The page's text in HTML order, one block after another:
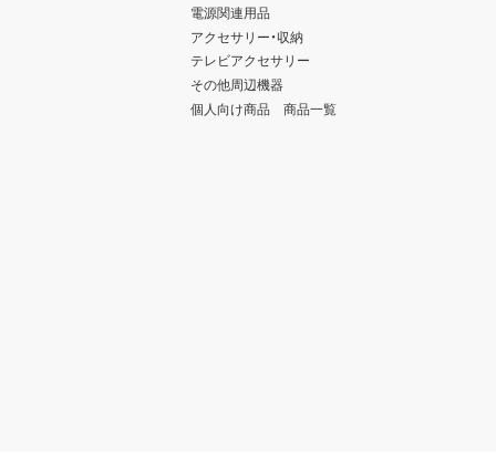
電源関連用品
アクセサリー・収納
テレビアクセサリー
その他周辺機器
個人向け商品 商品一覧